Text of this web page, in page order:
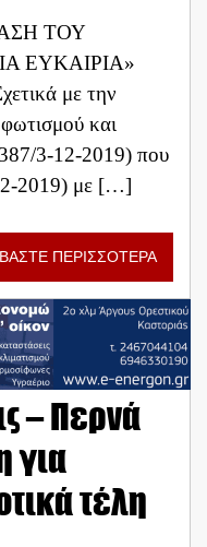
ΤΟΥ
ΕΥΚΑΙΡΙΑ»
με την
και
3-12-2019) που
2019) με […]
ΠΕΡΙΣΣΟΤΕΡΑ
– Περνά
για
τέλη